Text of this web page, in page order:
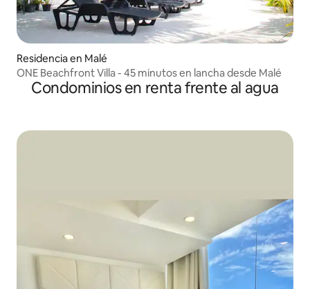
Residencia en Malé
ONE Beachfront Villa - 45 minutos en lancha desde Malé
Condominios en renta frente al agua